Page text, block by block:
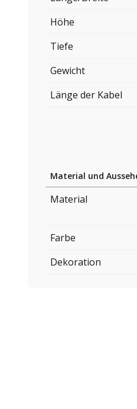
Höhe
Tiefe
Gewicht
Länge der Kabel
Material und
Material
Farbe
Dekoration